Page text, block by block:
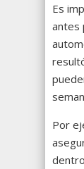
Es
antes
Por